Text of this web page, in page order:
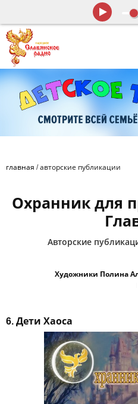
главная /авторские публикации
Охранник для
Авторские
Художники Полина
6. Дети Хаоса